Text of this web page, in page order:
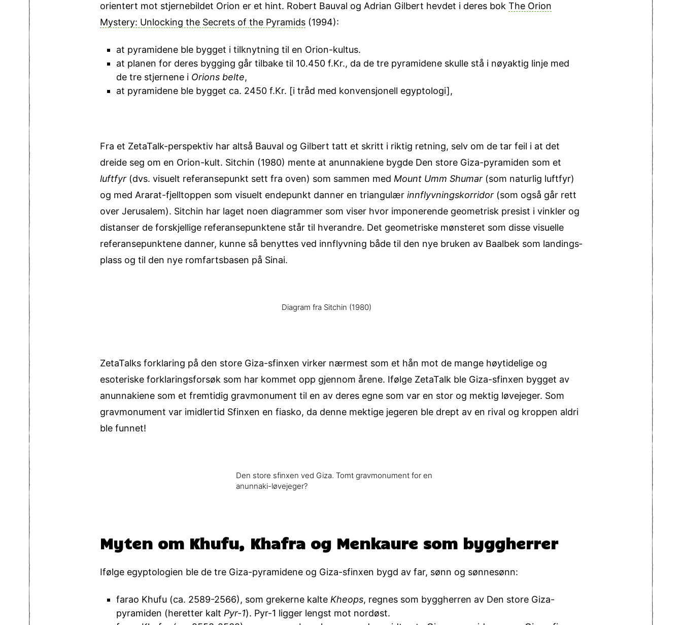
orien­tert mot stjernebildet Orion er et hint. Robert Bauval og Adrian Gilbert hevdet i deres bok The Orion
Mystery: Unlocking the Secrets of the Pyramids (1994):
at pyramidene ble bygget i tilknytning til en Orion-kultus.
at planen for deres bygging går tilbake til 10.450 f.Kr., da de tre pyramidene skulle stå i nøyaktig linje med
de tre stjernene i Orions belte,
at pyramidene ble bygget ca. 2450 f.Kr. [i tråd med konvensjonell egyptologi],
Fra et ZetaTalk-perspektiv har altså Bauval og Gilbert tatt et skritt i riktig retning, selv om de tar feil i at det
dreide seg om en Orion-kult. Sitchin (1980) mente at anunnakiene bygde Den store Giza-pyramiden som et
luftfyr (dvs. visuelt referansepunkt sett fra oven) som sammen med Mount Umm Shumar (som naturlig luftfyr)
og med Ararat-fjelltoppen som visuelt endepunkt danner en triangulær innflyvningskorridor (som også går rett
over Jerusalem). Sitchin har laget noen diagrammer som viser hvor imponerende geometrisk presist i vinkler og
distanser de forskjellige referansepunktene står til hverandre. Det geometriske mønsteret som disse visuelle
referansepunktene danner, kunne så benyttes ved innflyvning både til den nye bruken av Baalbek som landings­
plass og til den nye romfartsbasen på Sinai.
Diagram fra Sitchin (1980)
ZetaTalks forklaring på den store Giza-sfinxen virker nærmest som et hån mot de mange høytidelige og
esoteriske forklaringsforsøk som har kommet opp gjennom årene. Ifølge ZetaTalk ble Giza-sfinxen bygget av
anunnakiene som et fremtidig grav­monument til en av deres egne som var en stor og mektig løvejeger. Som
gravmonument var imidlertid Sfinxen en fiasko, da denne mektige jegeren ble drept av en rival og kroppen aldri
ble funnet!
Den store sfinxen ved Giza. Tomt gravmonument for en
anunnaki-løvejeger?
Myten om Khufu, Khafra og Menkaure som byggherrer
Ifølge egyptologien ble de tre Giza-pyramidene og Giza-sfinxen bygd av far, sønn og sønnesønn:
farao Khufu (ca. 2589-2566), som grekerne kalte Kheops, regnes som byggherren av Den store Giza-
pyramiden (heretter kalt Pyr-1). Pyr-1 ligger lengst mot nordøst.